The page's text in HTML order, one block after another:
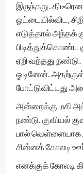
இருந்தது.
ஓட்டையில்விட,
எடுத்தால் அந்தக்
பிடித்துக்கொண்ட
ஏறி வந்தது
ஓடினேன்.
போட்டுவிட்டது
அன்றைக்கு மகி
நண்டு. குவியல்
பால் வெள்ளையாக
சின்னக் கோலடி
எனக்குக் கோலடி